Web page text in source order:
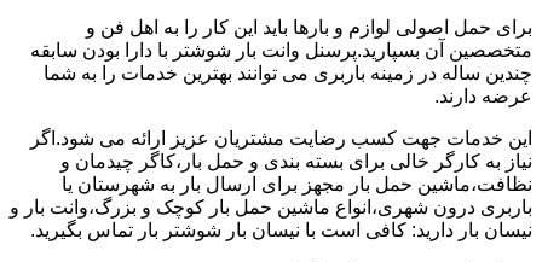
برای حمل اصولی لوازم و بارها باید این کار را به اهل فن و
متخصصین آن بسپارید.پرسنل وانت بار شوشتر با دارا بودن سابقه
چندین ساله در زمینه باربری می توانند بهترین خدمات را به شما
عرضه دارند.
این خدمات جهت کسب رضایت مشتریان عزیز ارائه می شود.اگر
نیاز به کارگر خالی برای بسته بندی و حمل بار،کاگر چیدمان و
نظافت،ماشین حمل بار مجهز برای ارسال بار به شهرستان یا
باربری درون شهری،انواع ماشین حمل بار کوچک و بزرگ،وانت بار و
نیسان بار دارید: کافی است با نیسان بار شوشتر بار تماس بگیرید.